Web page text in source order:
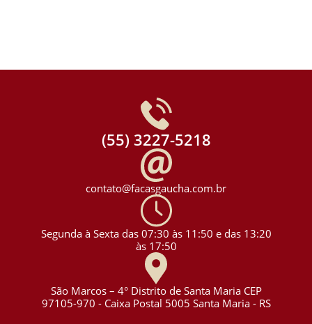
(55) 3227-5218
contato@facasgaucha.com.br
Segunda à Sexta das 07:30 às 11:50 e das 13:20
às 17:50
São Marcos – 4° Distrito de Santa Maria CEP
97105-970 - Caixa Postal 5005 Santa Maria - RS